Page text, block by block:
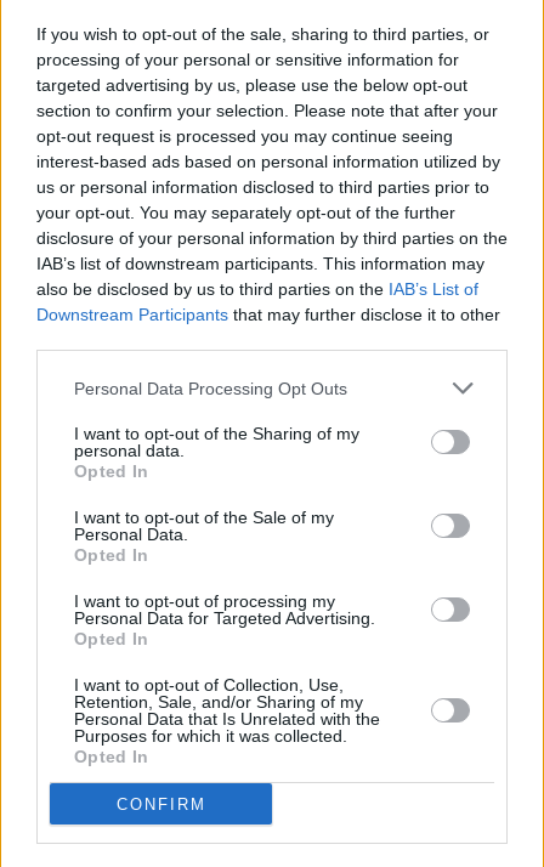
If you wish to opt-out of the sale, sharing to third parties, or
processing of your personal or sensitive information for
targeted advertising by us, please use the below opt-out
section to confirm your selection. Please note that after your
opt-out request is processed you may continue seeing
interest-based ads based on personal information utilized by
us or personal information disclosed to third parties prior to
your opt-out. You may separately opt-out of the further
disclosure of your personal information by third parties on the
IAB’s list of downstream participants. This information may
also be disclosed by us to third parties on the IAB’s List of
Downstream Participants that may further disclose it to other
Personal Data Processing Opt Outs
I want to opt-out of the Sharing of my
personal data.
Opted In
I want to opt-out of the Sale of my
Personal Data.
Opted In
I want to opt-out of processing my
Personal Data for Targeted Advertising.
Opted In
I want to opt-out of Collection, Use,
Retention, Sale, and/or Sharing of my
Personal Data that Is Unrelated with the
Purposes for which it was collected.
Opted In
CONFIRM
06.08.2026 - Bosch Powertrain s.r.o. Jihlava • CNC operátor• mzda
Kč • náborový bonus 50.000 Kč • příspěvek na ubytování (Jihlava,
Jihlava)
06.08.2026 -Bosch Powertrain s.r.o. • montážní dělník • mzda 44.700
týdenní zálohy na mzdu 2.000 Kč (Jihlava, okres Jihlava)
06.08.2026 -Bosch Powertrain s.r.o. Jihlava • práce ve skladu • mzda
48.400 Kč • náborový bonus 50.000 Kč • ubytování (Jihlava, okres
06.08.2026 -
Bosch Powertrain s.r.o. Jihlava • střídač • mzda 48.400
příspěvek na ubytování (Jihlava, okres Jihlava)
06.08.2026 -Bosch Powertrain s.r.o. • seřizování strojů • mzda
náborový bonus 100.000 Kč • ubytování (Jihlava, okres Jihlava)
... další nabídky zaměstnání
vysílacím týdnu
naladění na Skylinku
Parabola.cz- web o satelitní, terestrické a kabelové televizi, ©
O webu parabola.cz•O souborech cookies•Inzerce
Kontakt
Dovolená u moře •Bazény